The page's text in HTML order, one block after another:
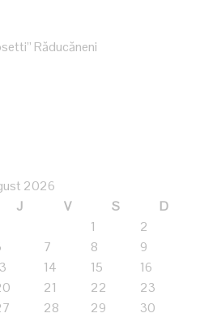
Răducăneni
2026
J V S
D
1
2
7 8
9
14 15
16
21 22
23
28 29
30